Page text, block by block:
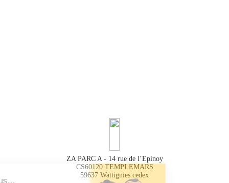
ZA PARC A - 14 rue de l’Epinoy
CS60120 TEMPLEMARS
59637 Wattignies cedex